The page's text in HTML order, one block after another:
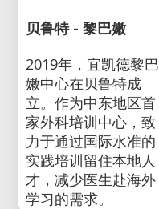
贝鲁特 - 黎巴嫩
2019年，宜凯德黎巴
嫩中心在贝鲁特成
立。作为中东地区首
家外科培训中心，致
力于通过国际水准的
实践培训留住本地人
才，减少医生赴海外
学习的需求。